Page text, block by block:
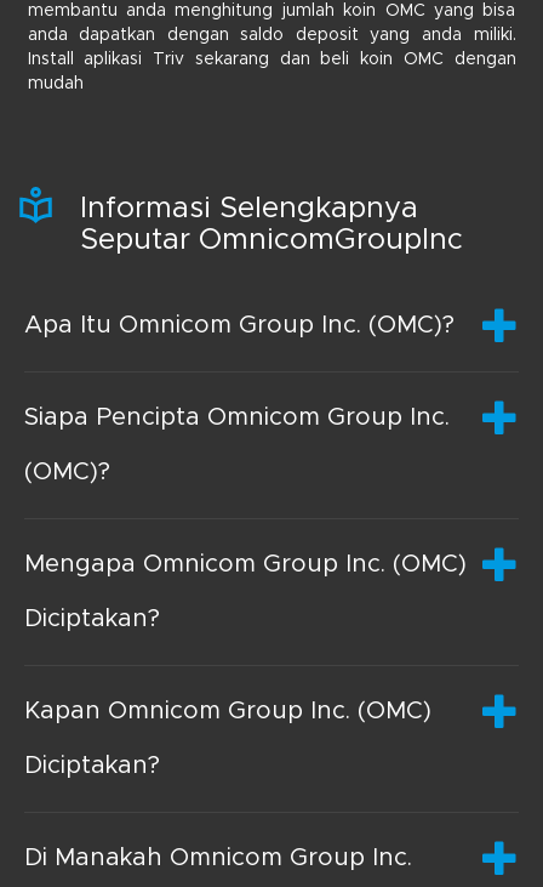
membantu anda menghitung jumlah koin OMC yang bisa
anda dapatkan dengan saldo deposit yang anda miliki.
Install aplikasi Triv sekarang dan beli koin OMC dengan
mudah
Informasi Selengkapnya
Seputar OmnicomGroupInc
Apa Itu Omnicom Group Inc. (OMC)?
Siapa Pencipta Omnicom Group Inc.
(OMC)?
Mengapa Omnicom Group Inc. (OMC)
Diciptakan?
Kapan Omnicom Group Inc. (OMC)
Diciptakan?
Di Manakah Omnicom Group Inc.